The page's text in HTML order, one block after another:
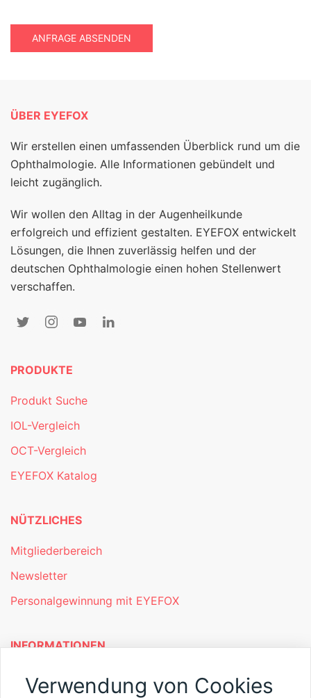
ANFRAGE ABSENDEN
ÜBER EYEFOX
Wir erstellen einen umfassenden Überblick rund um die
Ophthalmologie. Alle Informationen gebündelt und
leicht zugänglich.
Wir wollen den Alltag in der Augenheilkunde
erfolgreich und effizient gestalten. EYEFOX entwickelt
Lösungen, die Ihnen zuverlässig helfen und der
deutschen Ophthalmologie einen hohen Stellenwert
verschaffen.
PRODUKTE
Produkt Suche
IOL-Vergleich
OCT-Vergleich
EYEFOX Katalog
NÜTZLICHES
Mitgliederbereich
Newsletter
Personalgewinnung mit EYEFOX
INFORMATIONEN
Was ist EYEFOX – Ihre Möglichkeiten
Verwendung von Cookies